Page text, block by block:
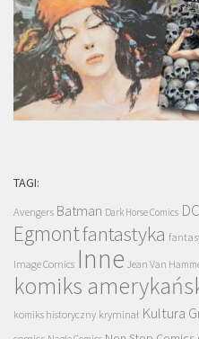
TAGI:
Avengers Batman Dark Horse Comics DC
Egmontfantastyka
Image Comics Inne Jean Van
komiks
komiks historyczny kryminał Kultura